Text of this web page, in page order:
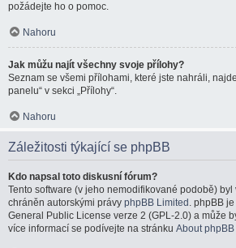
požádejte ho o pomoc.
Nahoru
Jak můžu najít všechny svoje přílohy?
Seznam se všemi přílohami, které jste nahráli,
panelu“ v sekci „Přílohy“.
Nahoru
Záležitosti týkající se phpBB
Kdo napsal toto diskusní fórum?
Tento software (v jeho nemodifikované podobě)
chráněn autorskými právy phpBB Limited . phpBB
General Public License verze 2 (GPL-2.0) a může
více informací se podívejte na stránku About phpBB